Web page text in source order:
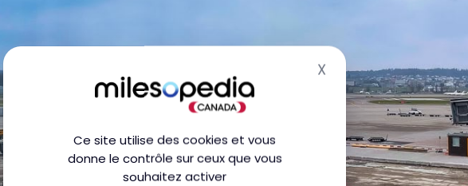
Ce site utilise des cookies et vous
donne le contrôle sur ceux que vous
souhaitez activer
XMasquer le